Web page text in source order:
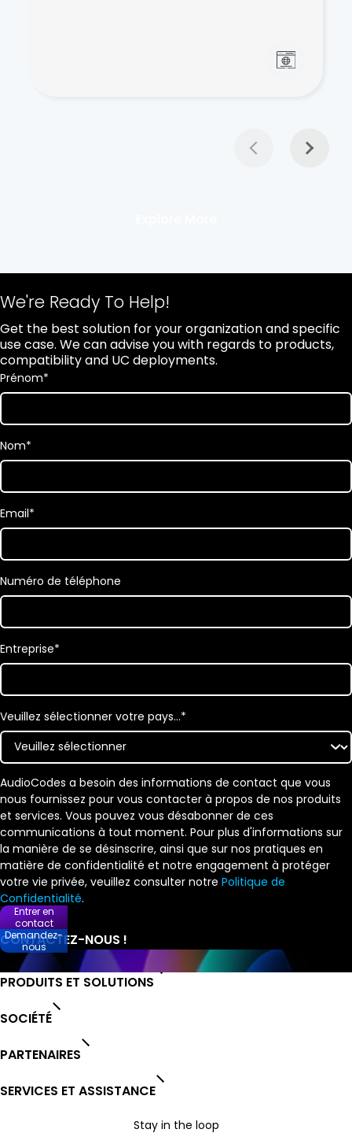
We're Ready To Help!
Get the best solution for your organization and specific
use case. We can advise you with regards to products,
compatibility and UC deployments.
Prénom*
Nom*
Email*
Numéro de téléphone
Entreprise*
Veuillez sélectionner votre pays…*
AudioCodes a besoin des informations de contact que vous
nous fournissez pour vous contacter à propos de nos produits
et services. Vous pouvez vous désabonner de ces
communications à tout moment. Pour plus d'informations sur
la manière de se désinscrire, ainsi que sur nos pratiques en
matière de confidentialité et notre engagement à protéger
votre vie privée, veuillez consulter notre Politique de
Confidentialité.
PRODUITS ET SOLUTIONS
SOCIÉTÉ
PARTENAIRES
SERVICES ET ASSISTANCE
Stay in the loop
Entrer en
contact
Demandez-
nous